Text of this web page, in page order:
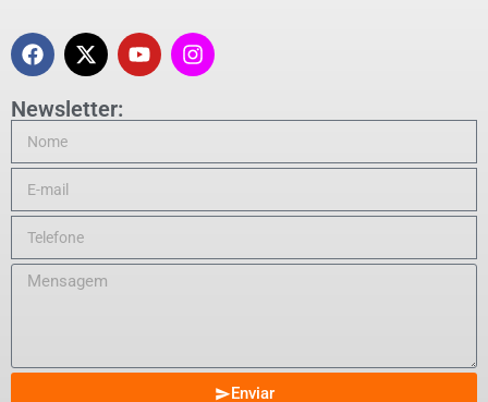
Newsletter:
Enviar